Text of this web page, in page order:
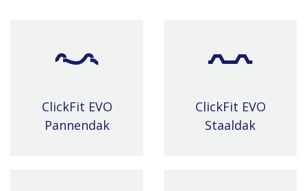
ClickFit EVO
Pannendak
ClickFit EVO
Staaldak